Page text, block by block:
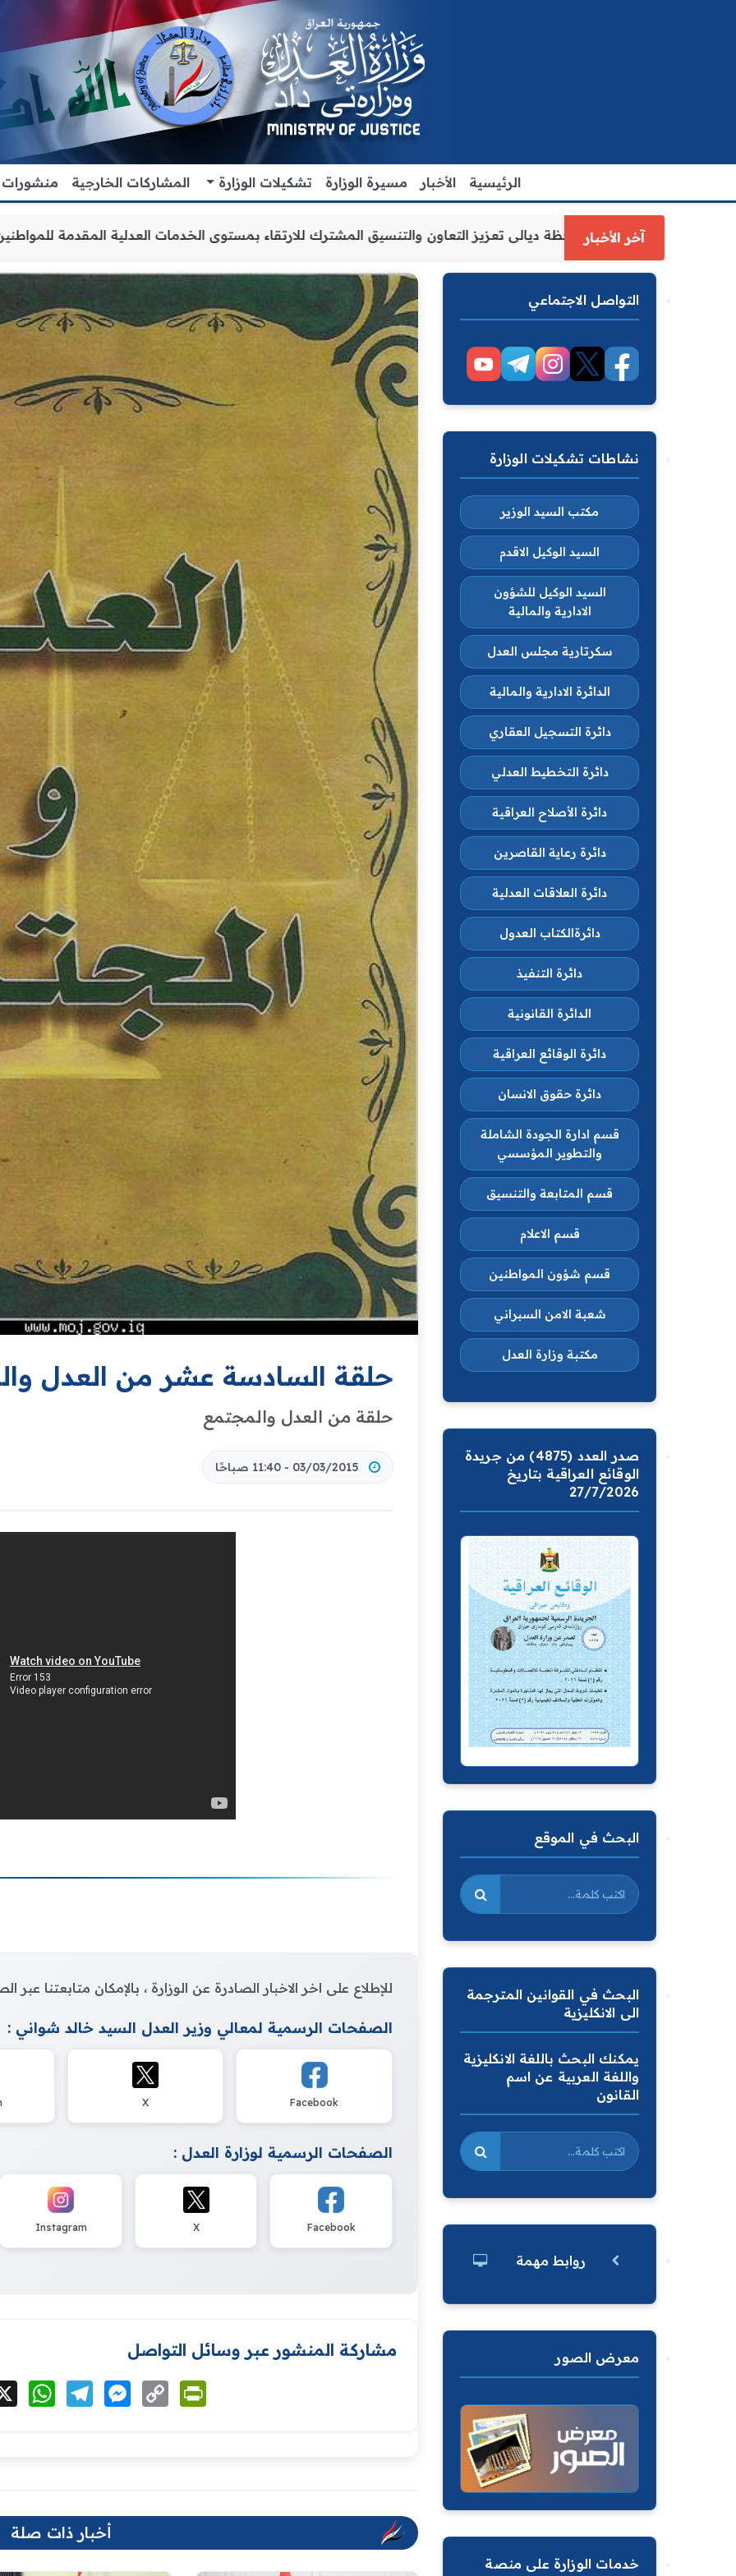
الرئيسية الأخبار مسيرة الوزارة تشكيلات الوزارة المشاركات الخارجية
آخر الأخبار
وزارة العدل الاقدم يبحث مع رئيس مجلس محافظة ديالى تعزيز التعاون والتنسيق المشترك للارتقاء بمستوى الخدمات
حلقة السادسة عشر من العدل
حلقة من العدل والمجتمع
03/03/2015 - 11:40 صباحًا
للإطلاع على اخر الاخبار الصادرة عن الوزارة ، بالإمكان متابعتنا
الصفحات الرسمية لمعالي وزير العدل السيد خالد شواني :
Facebook
X
الصفحات الرسمية لوزارة العدل :
Facebook
X
Instagram
مشاركة المنشور عبر وسائل التواصل
WhatsAppTelegramMessenger
Copy
Link
أخبار ذات صلة
التواصل الاجتماعي
نشاطات تشكيلات الوزارة
مكتب السيد الوزير
السيد الوكيل الاقدم
السيد الوكيل للشؤون
الادارية والمالية
سكرتارية مجلس العدل
الدائرة الادارية والمالية
دائرة التسجيل العقاري
دائرة التخطيط العدلي
دائرة الأصلاح العراقية
دائرة رعاية القاصرين
دائرة العلاقات العدلية
دائرةالكتاب العدول
دائرة التنفيذ
الدائرة القانونية
دائرة الوقائع العراقية
دائرة حقوق الانسان
قسم ادارة الجودة الشاملة
والتطوير المؤسسي
قسم المتابعة والتنسيق
قسم الاعلام
قسم شؤون المواطنين
شعبة الامن السبراني
مكتبة وزارة العدل
صدر العدد (4875) من جريدة
الوقائع العراقية بتاريخ
27/7/2026
البحث في الموقع
البحث في القوانين المترجمة
الى الانكليزية
يمكنك البحث باللغة الانكليزية
واللغة العربية عن اسم
القانون
روابط مهمة
معرض الصور
خدمات الوزارة على منصة